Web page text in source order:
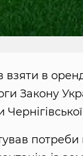
взяти в
Закону